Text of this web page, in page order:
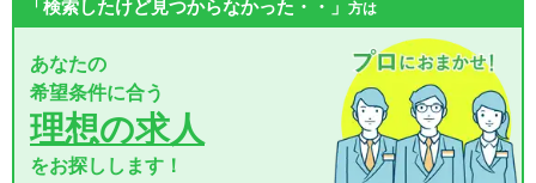
「検索したけど見つからなかった・・」 方は
あなたの
希望条件に合う
理想の求人
をお探しします！